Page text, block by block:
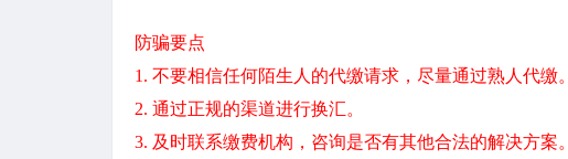
防骗要点
1. 不要相信任何陌生人的代缴请求，尽量通过熟人代缴。
2. 通过正规的渠道进行换汇。
3. 及时联系缴费机构，咨询是否有其他合法的解决方案。